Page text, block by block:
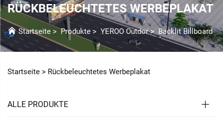
RÜCKBELEUCHTETES WERBEPLAKAT
Startseite >Produkte>YEROO Outdor> Backlit Billboard
Startseite > Rückbeleuchtetes Werbeplakat
ALLE PRODUKTE